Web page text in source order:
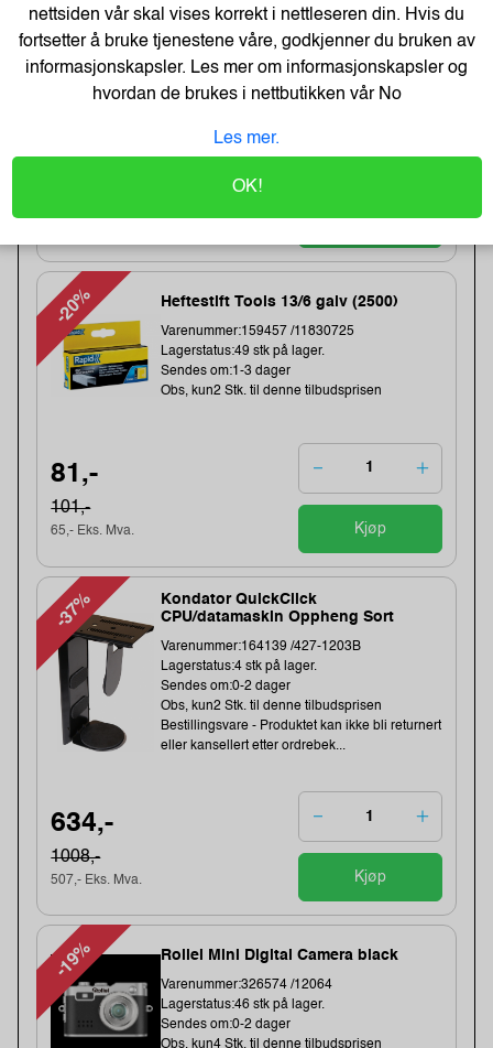
Lagerstatus:2 stk på lager.
Sendes om:0-2 dager
Obs, kun2 Stk. til denne tilbudsprisen
Bestillingsvare - Produktet kan ikke bli returnert
eller kansellert etter ordrebek...
-20% Heftestift Tools 13/6 galv (2500)
Varenummer:159457 /11830725
Lagerstatus:49 stk på lager.
Sendes om:1-3 dager
Obs, kun2 Stk. til denne tilbudsprisen
81,-
101,-
65,- Eks. Mva. Kjøp
-37%
Kondator QuickClick
CPU/datamaskin Oppheng Sort
Varenummer:164139 /427-1203B
Lagerstatus:4 stk på lager.
Sendes om:0-2 dager
Obs, kun2 Stk. til denne tilbudsprisen
Bestillingsvare - Produktet kan ikke bli returnert
eller kansellert etter ordrebek...
634,-
1008,-
507,- Eks. Mva. Kjøp
-19% Rollei Mini Digital Camera black
Varenummer:326574 /12064
Lagerstatus:46 stk på lager.
Sendes om:0-2 dager
Obs, kun4 Stk. til denne tilbudsprisen
nettsiden vår skal vises korrekt i nettleseren din. Hvis du
fortsetter å bruke tjenestene våre, godkjenner du bruken av
informasjonskapsler. Les mer om informasjonskapsler og
hvordan de brukes i nettbutikken vårNo
Les mer.
OK!